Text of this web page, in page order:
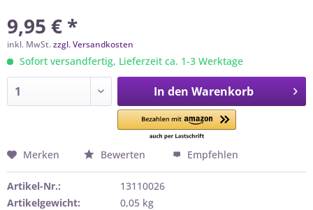
9,95 € *
inkl. MwSt.zzgl. Versandkosten
Sofort versandfertig, Lieferzeit ca. 1-3 Werktage
In den Warenkorb
Merken Bewerten Empfehlen
Artikel-Nr.:
13110026
Artikelgewicht:
0,05 kg